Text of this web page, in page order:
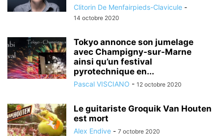
Clitorin De Menfairpieds-Clavicule -
14 octobre 2020
Tokyo annonce son jumelage
avec Champigny-sur-Marne
ainsi qu’un festival
pyrotechnique en...
Pascal VISCIANO - 12 octobre 2020
Le guitariste Groquik Van Houten
est mort
Alex Endive - 7 octobre 2020